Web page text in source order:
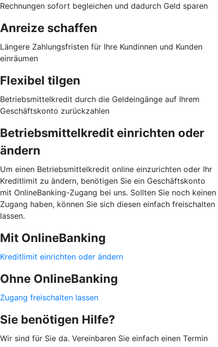
Rechnungen sofort begleichen und dadurch Geld sparen
Anreize schaffen
Längere Zahlungsfristen für Ihre Kundinnen und Kunden
einräumen
Flexibel tilgen
Betriebsmittelkredit durch die Geldeingänge auf Ihrem
Geschäftskonto zurückzahlen
Betriebsmittelkredit einrichten oder
ändern
Um einen Betriebsmittelkredit online einzurichten oder Ihr
Kreditlimit zu ändern, benötigen Sie ein Geschäftskonto
mit OnlineBanking-Zugang bei uns. Sollten Sie noch keinen
Zugang haben, können Sie sich diesen einfach freischalten
lassen.
Mit OnlineBanking
Kreditlimit einrichten oder ändern
Ohne OnlineBanking
Zugang freischalten lassen
Sie benötigen Hilfe?
Wir sind für Sie da. Vereinbaren Sie einfach einen Termin